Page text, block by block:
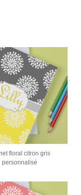
floral citron gris
personnalisé